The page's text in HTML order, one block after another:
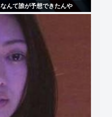
んて誰が予想できたんや